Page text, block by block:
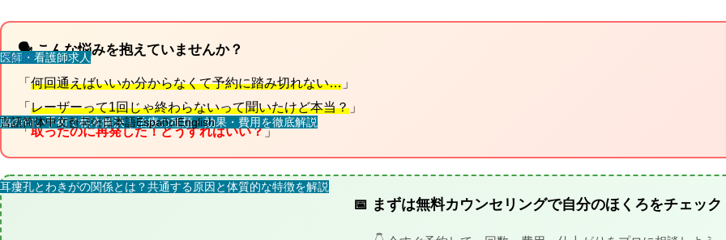
医師・看護師求人
スタッフ求人
その他
脇の匂い手術で根本解決｜治療の種類・効果・費用を徹底解説
耳瘻孔とわきがの関係とは？共通する原因と体質的な特徴を解説
言語简体中文한국어日本語EspañolEnglish
🗣️ こんな悩みを抱えていませんか？
「 何回通えばいいか分からなくて予約に踏み切れない… 」
「 レーザーって1回じゃ終わらないって聞いたけど本当？ 」
「取ったのに再発した！どうすればいい？」
📅 まずは無料カウンセリングで自分のほくろをチェック